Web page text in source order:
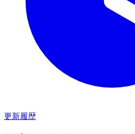
更新履歴